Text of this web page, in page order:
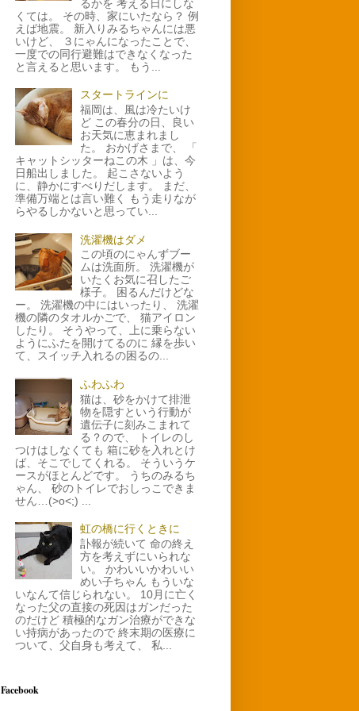
るかを 考える日にしな
くては。 その時、家にいたなら？ 例
えば地震。 新入りみるちゃんには悪
いけど、 ３にゃんになったことで、
一度での同行避難はできなくなった
と言えると思います。 もう...
スタートラインに
福岡は、風は冷たいけ
ど この春分の日、良い
お天気に恵まれまし
た。 おかげさまで、 「
キャットシッターねこの木 」は、今
日船出しました。 起こさないよう
に、静かにすべりだします。 まだ、
準備万端とは言い難く もう走りなが
らやるしかないと思ってい...
洗濯機はダメ
この頃のにゃんずブー
ムは洗面所。 洗濯機が
いたくお気に召したご
様子。 困るんだけどな
ー。 洗濯機の中にはいったり、 洗濯
機の隣のタオルかごで、 猫アイロン
したり。 そうやって、上に乗らない
ようにふたを開けてるのに 縁を歩い
て、スイッチ入れるの困るの...
ふわふわ
猫は、砂をかけて排泄
物を隠すという行動が
遺伝子に刻みこまれて
る？ので、 トイレのし
つけはしなくても 箱に砂を入れとけ
ば、そこでしてくれる。 そういうケ
ースがほとんどです。 うちのみるち
ゃん、 砂のトイレでおしっこできま
せん…(>o<;) ...
虹の橋に行くときに
訃報が続いて 命の終え
方を考えずにいられな
い。 かわいいかわいい
めい子ちゃん もういな
いなんて信じられない。 10月に亡く
なった父の直接の死因はガンだった
のだけど 積極的なガン治療ができな
い持病があったので 終末期の医療に
ついて、父自身も考えて、 私...
Facebook